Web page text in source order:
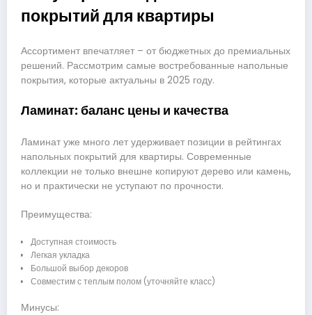
покрытий для квартиры
Ассортимент впечатляет – от бюджетных до премиальных
решений. Рассмотрим самые востребованные напольные
покрытия, которые актуальны в 2025 году.
Ламинат: баланс цены и качества
Ламинат уже много лет удерживает позиции в рейтингах
напольных покрытий для квартиры. Современные
коллекции не только внешне копируют дерево или камень,
но и практически не уступают по прочности.
Преимущества:
Доступная стоимость
Легкая укладка
Большой выбор декоров
Совместим с теплым полом (уточняйте класс)
Минусы: